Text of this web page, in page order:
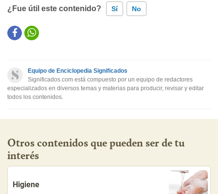
¿Fue útil este contenido? Sí No
Este contenido contiene información incorrecta
Otro
Equipo de Enciclopedia Significados
Significados.com está compuesto por un equipo de redactores
especializados en diversos temas y materias para producir, revisar y editar
todos los contenidos.
Otros contenidos que pueden ser de tu
interés
Higiene